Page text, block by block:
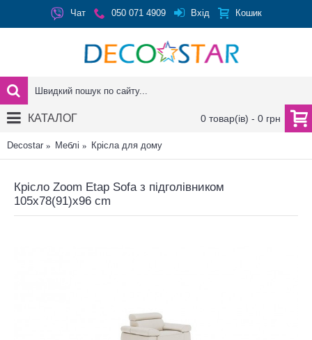
Чат 050 071 4909 Вхід Кошик
0 товар(ів) - 0 грн
КАТАЛОГ
Decostar Меблі Крісла для дому
Крісло Zoom Etap Sofa з підголівником
105x78(91)x96 cm